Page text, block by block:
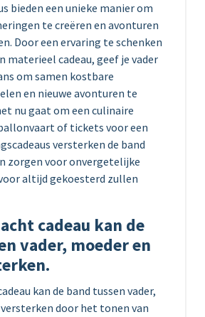
bieden een unieke manier om
te creëren en avonturen
Door een ervaring te schenken
materieel cadeau, geef je vader
om samen kostbare
en nieuwe avonturen te
nu gaat om een culinaire
of tickets voor een
versterken de band
zorgen voor onvergetelijke
altijd gekoesterd zullen
cadeau kan de
vader, moeder en
kan de band tussen vader,
door het tonen van